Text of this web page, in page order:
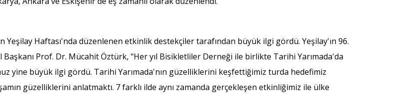
Yeşilay Haftası'nda düzenlenen etkinlik destekçiler tarafından büyük ilgi gördü. Yeşilay'ın 96.
Prof. Dr. Mücahit Öztürk, "Her yıl Bisikletliler Derneği ile birlikte Tarihi Yarımada'da
yine büyük ilgi gördü. Tarihi Yarımada'nın güzelliklerini keşfettiğimiz turda hedefimiz
güzelliklerini anlatmaktı. 7 farklı ilde aynı zamanda gerçekleşen etkinliğimiz ile ülke